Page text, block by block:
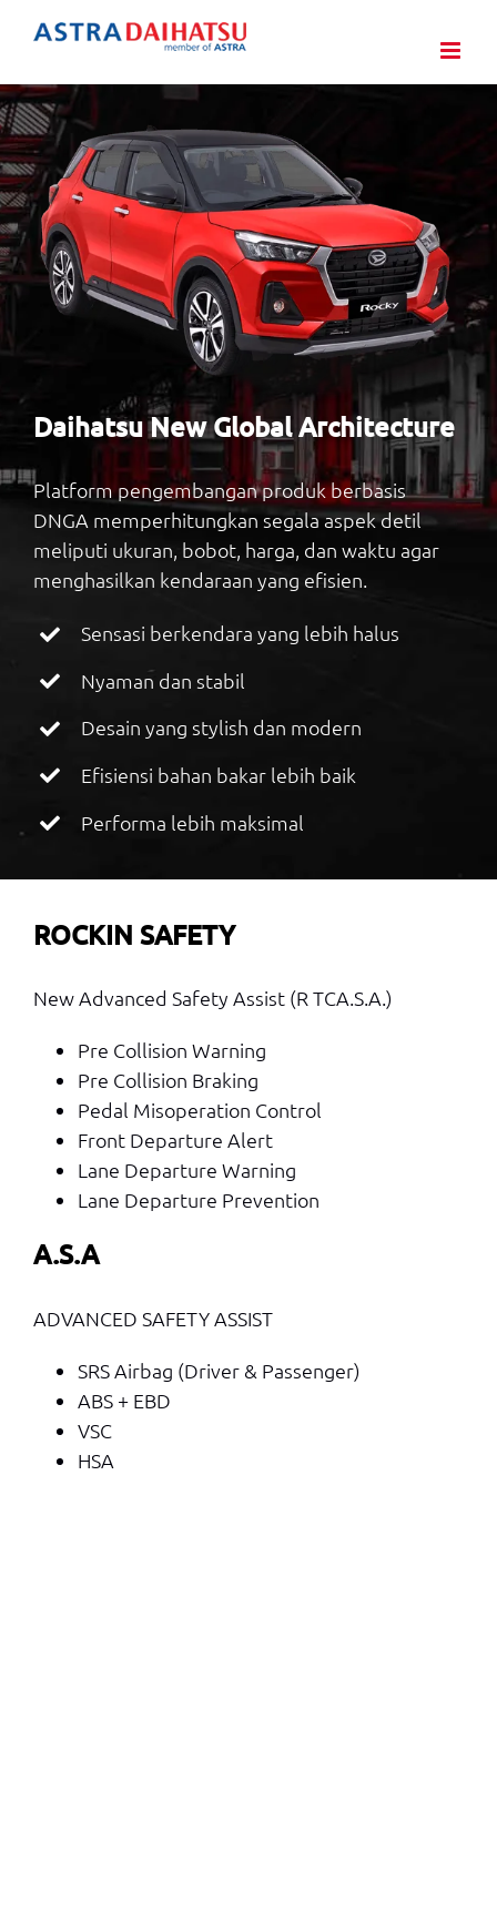
Daihatsu New Global Architecture
Platform pengembangan produk berbasis
DNGA memperhitungkan segala aspek detil
meliputi ukuran, bobot, harga, dan waktu agar
menghasilkan kendaraan yang efisien.
Sensasi berkendara yang lebih halus
Nyaman dan stabil
Desain yang stylish dan modern
Efisiensi bahan bakar lebih baik
Performa lebih maksimal
ROCKIN SAFETY
New Advanced Safety Assist (R TCA.S.A.)
Pre Collision Warning
Pre Collision Braking
Pedal Misoperation Control
Front Departure Alert
Lane Departure Warning
Lane Departure Prevention
A.S.A
ADVANCED SAFETY ASSIST
SRS Airbag (Driver & Passenger)
ABS + EBD
VSC
HSA